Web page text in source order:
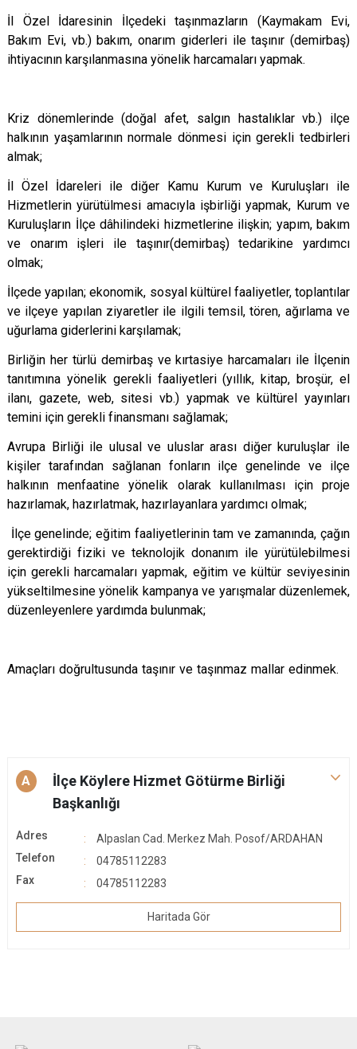
İl Özel İdaresinin İlçedeki taşınmazların (Kaymakam Evi,
Bakım Evi, vb.) bakım, onarım giderleri ile taşınır (demirbaş)
ihtiyacının karşılanmasına yönelik harcamaları yapmak.
Kriz dönemlerinde (doğal afet, salgın hastalıklar vb.) ilçe
halkının yaşamlarının normale dönmesi için gerekli tedbirleri
almak;
İl Özel İdareleri ile diğer Kamu Kurum ve Kuruluşları ile
Hizmetlerin yürütülmesi amacıyla işbirliği yapmak, Kurum ve
Kuruluşların İlçe dâhilindeki hizmetlerine ilişkin; yapım, bakım
ve onarım işleri ile taşınır(demirbaş) tedarikine yardımcı
olmak;
İlçede yapılan; ekonomik, sosyal kültürel faaliyetler, toplantılar
ve ilçeye yapılan ziyaretler ile ilgili temsil, tören, ağırlama ve
uğurlama giderlerini karşılamak;
Birliğin her türlü demirbaş ve kırtasiye harcamaları ile İlçenin
tanıtımına yönelik gerekli faaliyetleri (yıllık, kitap, broşür, el
ilanı, gazete, web, sitesi vb.) yapmak ve kültürel yayınları
temini için gerekli finansmanı sağlamak;
Avrupa Birliği ile ulusal ve uluslar arası diğer kuruluşlar ile
kişiler tarafından sağlanan fonların ilçe genelinde ve ilçe
halkının menfaatine yönelik olarak kullanılması için proje
hazırlamak, hazırlatmak, hazırlayanlara yardımcı olmak;
İlçe genelinde; eğitim faaliyetlerinin tam ve zamanında, çağın
gerektirdiği fiziki ve teknolojik donanım ile yürütülebilmesi
için gerekli harcamaları yapmak, eğitim ve kültür seviyesinin
yükseltilmesine yönelik kampanya ve yarışmalar düzenlemek,
düzenleyenlere yardımda bulunmak;
Amaçları doğrultusunda taşınır ve taşınmaz mallar edinmek.
A
İlçe Köylere Hizmet Götürme Birliği
Başkanlığı
Adres
Alpaslan Cad. Merkez Mah. Posof/ARDAHAN
Telefon
04785112283
Fax
04785112283
Haritada Gör